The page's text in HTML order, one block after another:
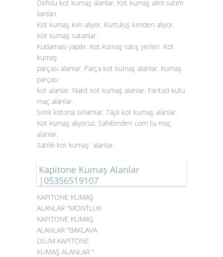
Defolu kot kumaş alanlar. Kot kumaş alım satım
ilanları.
Kot kumaş kim alıyor. Kurtuluş kimden alıyor.
Kot kumaş satanlar.
Kutlaması yapılır. Kot kumaş satış yerleri. Kot
kumaş
parçası alanlar. Parça kot kumaş alanlar. Kumaş
parçası
kot alanlar. Nakit kot kumaş alanlar. Fantazi kutu
maç alanlar.
Simli kotona selamlar. Taşlı kot kumaş alanlar.
Kot kumaş alıyoruz. Sahibinden com tu maç
alanlar.
Satılık kot kumaş alanlar.
Kapitone Kumaş Alanlar
|05356519107
KAPİTONE KUMAŞ
ALANLAR "MONTLUK
KAPİTONE KUMAŞ
ALANLAR "BAKLAVA
DİLİM KAPİTONE
KUMAŞ ALANLAR "